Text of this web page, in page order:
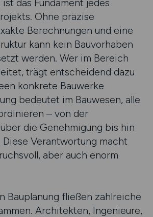
das Fundament jedes
Ohne präzise
Berechnungen und eine
kann kein Bauvorhaben
werden. Wer im Bereich
trägt entscheidend dazu
konkrete Bauwerke
bedeutet im Bauwesen, alle
– von der
die Genehmigung bis hin
Diese Verantwortung macht
aber auch enorm
Bauplanung fließen zahlreiche
Architekten, Ingenieure,